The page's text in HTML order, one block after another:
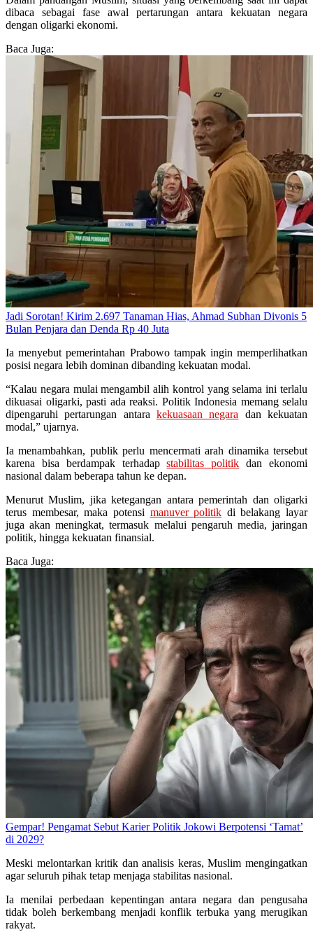
dibaca sebagai fase awal pertarungan antara kekuatan negara
dengan oligarki ekonomi.
Baca Juga:
Jadi Sorotan! Kirim 2.697 Tanaman Hias, Ahmad Subhan Divonis 5
Bulan Penjara dan Denda Rp 40 Juta
Ia menyebut pemerintahan Prabowo tampak ingin memperlihatkan
posisi negara lebih dominan dibanding kekuatan modal.
“Kalau negara mulai mengambil alih kontrol yang selama ini terlalu
dikuasai oligarki, pasti ada reaksi. Politik Indonesia memang selalu
dipengaruhi pertarungan antara kekuasaan negara dan kekuatan
modal,” ujarnya.
Ia menambahkan, publik perlu mencermati arah dinamika tersebut
karena bisa berdampak terhadapstabilitas politik dan ekonomi
nasional dalam beberapa tahun ke depan.
Menurut Muslim, jika ketegangan antara pemerintah dan oligarki
terus membesar, maka potensi manuver politik di belakang layar
juga akan meningkat, termasuk melalui pengaruh media, jaringan
politik, hingga kekuatan finansial.
Baca Juga:
Gempar! Pengamat Sebut Karier Politik Jokowi Berpotensi ‘Tamat’
di 2029?
Meski melontarkan kritik dan analisis keras, Muslim mengingatkan
agar seluruh pihak tetap menjaga stabilitas nasional.
Ia menilai perbedaan kepentingan antara negara dan pengusaha
tidak boleh berkembang menjadi konflik terbuka yang merugikan
rakyat.